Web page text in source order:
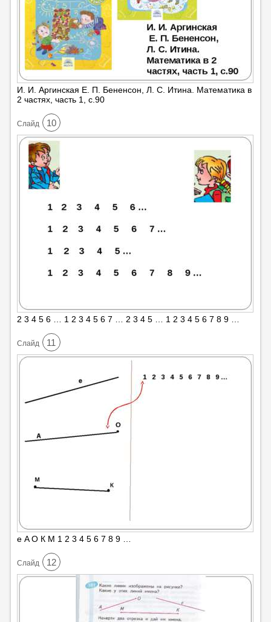
И. И. Аргинская Е. П. Бененсон, Л. С. Итина. Математика в
2 частях, часть 1, с.90
Cлайд 10
2 3 4 5 6 … 1 2 3 4 5 6 7 … 2 3 4 5 … 1 2 3 4 5 6 7 8 9 …
Cлайд 11
е A О К М 1 2 3 4 5 6 7 8 9 …
Cлайд 12